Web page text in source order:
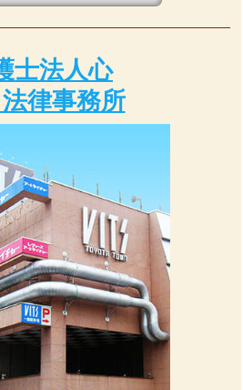
士法人心
律事務所